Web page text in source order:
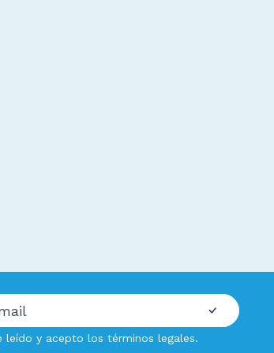
leído y acepto los términos legales.